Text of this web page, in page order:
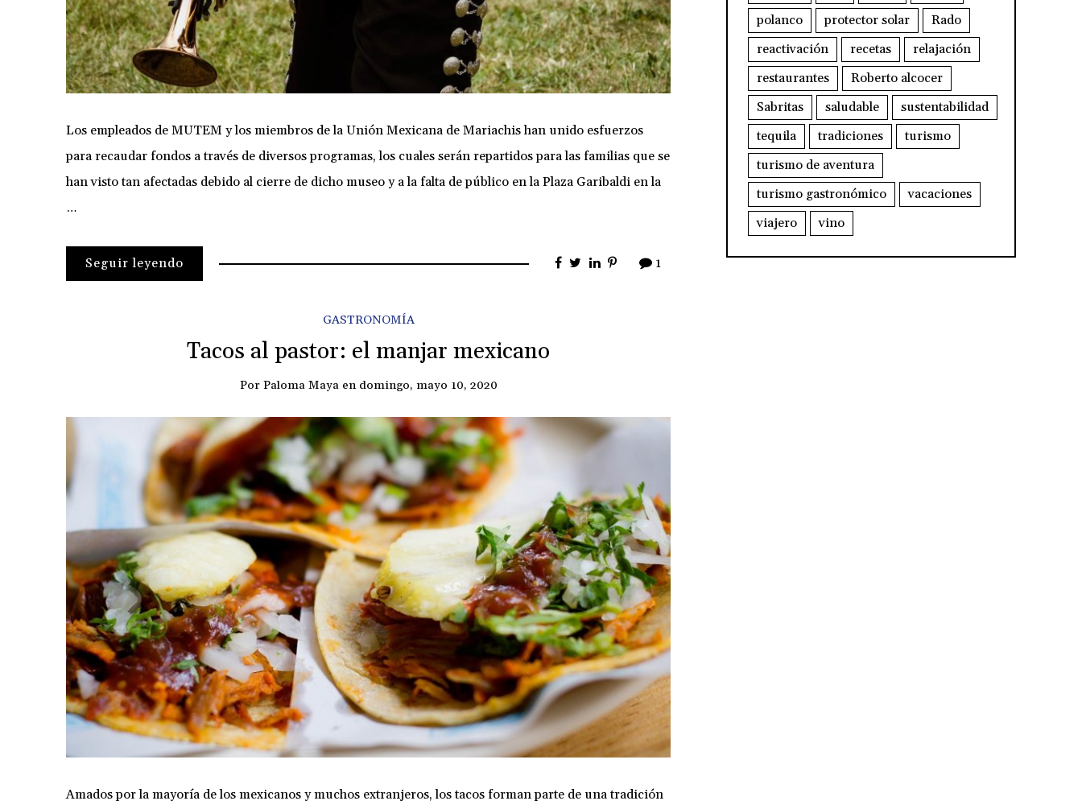
Los empleados de MUTEM y los miembros de la Unión Mexicana de Mariachis han unido esfuerzos
para recaudar fondos a través de diversos programas, los cuales serán repartidos para las familias que se
han visto tan afectadas debido al cierre de dicho museo y a la falta de público en la Plaza Garibaldi en la
…
Seguir leyendo 1
GASTRONOMÍA
Tacos al pastor: el manjar mexicano
Por Paloma Maya en domingo, mayo 10, 2020
Amados por la mayoría de los mexicanos y muchos extranjeros, los tacos forman parte de una tradición
polanco
protector solar
Rado
reactivación
recetas
relajación
restaurantes
Roberto alcocer
Sabritas
saludable
sustentabilidad
tequila
tradiciones
turismo
turismo de aventura
turismo gastronómico
vacaciones
viajero
vino